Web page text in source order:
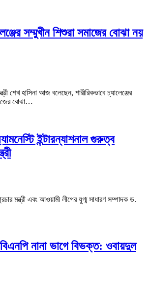
সম্মুখীন শিশুরা সমাজের বোঝা নয়
শেখ হাসিনা আজ বলেছেন, শারীরিকভাবে চ্যালেঞ্জের
বোঝা…
ইন্টারন্যাশনাল গুরুত্ব
মন্ত্রী এবং আওয়ামী লীগের যুগ্ম সাধারণ সম্পাদক ড.
নানা ভাগে বিভক্ত: ওবায়দুল